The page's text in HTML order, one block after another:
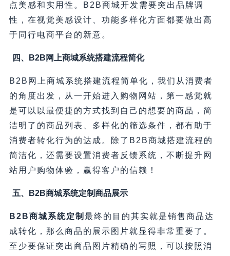
点美感和实用性。B2B商城开发需要突出品牌调
性，在视觉美感设计、功能多样化方面都要做出高
于同行电商平台的新意。
四、B2B网上商城系统搭建流程简化
B2B网上商城系统搭建流程简单化，我们从消费者
的角度出发，从一开始进入购物网站，第一感觉就
是可以以最便捷的方式找到自己的想要的商品，简
洁明了的商品列表、多样化的筛选条件，都有助于
消费者转化行为的达成。除了B2B商城搭建流程的
简洁化，还需要设置消费者反馈系统，不断提升网
站用户购物体验，赢得客户的信赖！
五、B2B商城系统定制商品展示
B2B商城系统定制 最终的目的其实就是销售商品达
成转化，那么商品的展示图片就显得非常重要了。
至少要保证突出商品图片精确的写照，可以按照消